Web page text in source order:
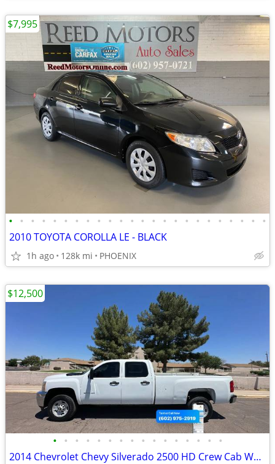
• • • • • • • • • • • • • • • • • • • • • • • •
2010 TOYOTA COROLLA LE - BLACK
1h ago 128k mi PHOENIX
$7,995
• • • • • • • • • • • • • • • •
2014 Chevrolet Chevy Silverado 2500 HD Crew Cab Work Truck Pickup 4D 8 ft - Call
$12,500